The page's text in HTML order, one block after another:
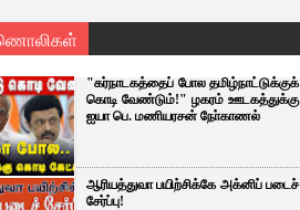
"கர்நாடகத்தைப் போல தமிழ்நாட்டுக்குக்
கொடி வேண்டும்!" ழகரம் ஊடகத்துக்கு
ஐயா பெ. மணியரசன் நோ்காணல்
ஆரியத்துவா பயிற்சிக்கே அக்னிப் படைச்
சேர்ப்பு!